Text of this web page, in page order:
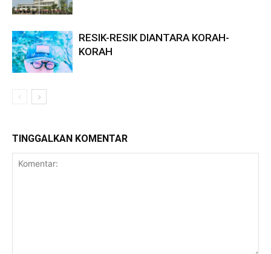
RESIK-RESIK DIANTARA KORAH-
KORAH
TINGGALKAN KOMENTAR